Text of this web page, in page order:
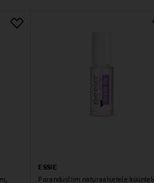
ESSIE
Parandusliim naturaalsetele